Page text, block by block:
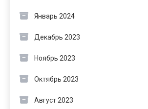
Январь 2024
Декабрь 2023
Ноябрь 2023
Октябрь 2023
Август 2023